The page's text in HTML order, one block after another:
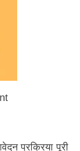
प्रक्रिया पूरी